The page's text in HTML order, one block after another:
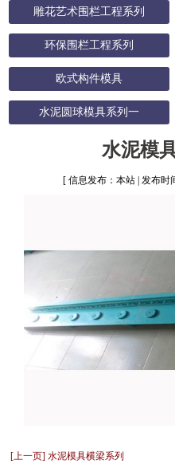
雕花艺术围栏工程系列
环保围栏工程系列
欧式构件模具
水泥圆球模具系列一
水泥模
[ 信息发布：本站 | 发布时
[上一页] 水泥模具横梁系列